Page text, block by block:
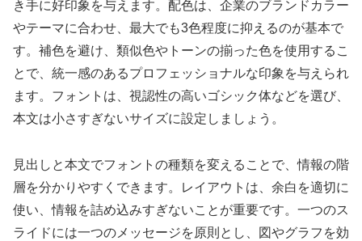
き手に好印象を与えます。配色は、企業のブランドカラー
やテーマに合わせ、最大でも3色程度に抑えるのが基本で
す。補色を避け、類似色やトーンの揃った色を使用するこ
とで、統一感のあるプロフェッショナルな印象を与えられ
ます。フォントは、視認性の高いゴシック体などを選び、
本文は小さすぎないサイズに設定しましょう。
見出しと本文でフォントの種類を変えることで、情報の階
層を分かりやすくできます。レイアウトは、余白を適切に
使い、情報を詰め込みすぎないことが重要です。一つのス
ライドには一つのメッセージを原則とし、図やグラフを効